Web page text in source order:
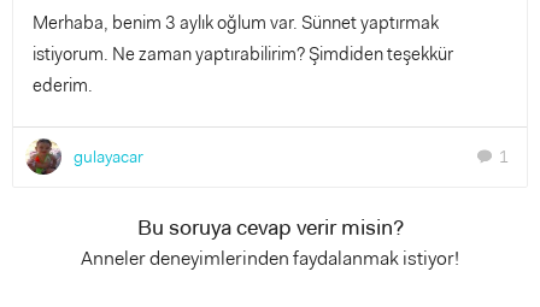
Merhaba, benim 3 aylık oğlum var. Sünnet yaptırmak
istiyorum. Ne zaman yaptırabilirim? Şimdiden teşekkür
ederim.
gulayacar chat 1
Bu soruya cevap verir misin?
Anneler deneyimlerinden faydalanmak istiyor!